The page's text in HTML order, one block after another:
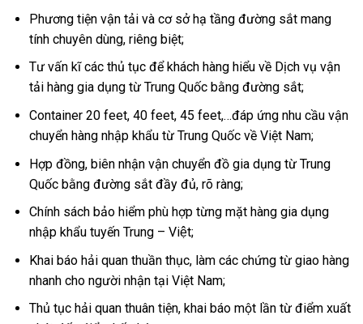
Phương tiện vận tải và cơ sở hạ tầng đường sắt mang
tính chuyên dùng, riêng biệt;
Tư vấn kĩ các thủ tục để khách hàng hiểu về Dịch vụ vận
tải hàng gia dụng từ Trung Quốc bằng đường sắt;
Container 20 feet, 40 feet, 45 feet,…đáp ứng nhu cầu vận
chuyển hàng nhập khẩu từ Trung Quốc về Việt Nam;
Hợp đồng, biên nhận vận chuyển đồ gia dụng từ Trung
Quốc bằng đường sắt đầy đủ, rõ ràng;
Chính sách bảo hiểm phù hợp từng mặt hàng gia dụng
nhập khẩu tuyến Trung – Việt;
Khai báo hải quan thuần thục, làm các chứng từ giao hàng
nhanh cho người nhận tại Việt Nam;
Thủ tục hải quan thuân tiện, khai báo một lần từ điểm xuất